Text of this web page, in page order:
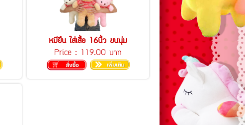
หมียืน ใส่เสื้อ 16นิ้ว ขนนุ่ม
Price : 119.00 บาท